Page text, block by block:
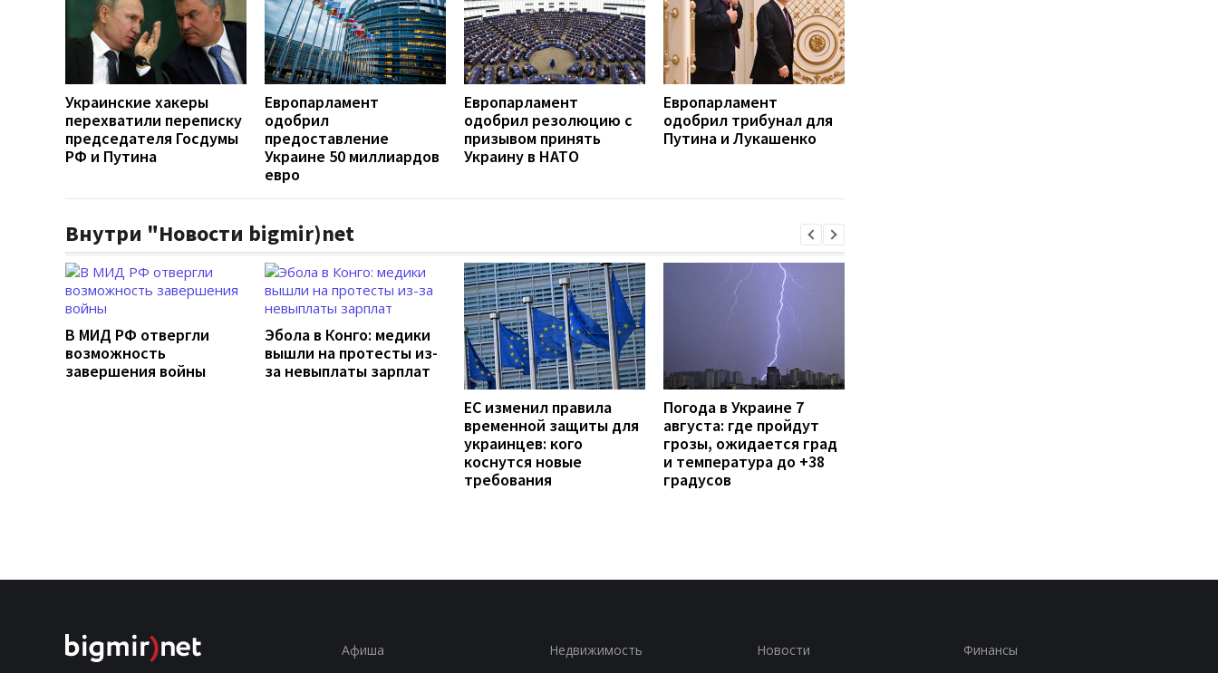
Украинские хакеры
перехватили переписку
председателя Госдумы
РФ и Путина
Европарламент
одобрил
предоставление
Украине 50 миллиардов
евро
Европарламент
одобрил резолюцию с
призывом принять
Украину в НАТО
Европарламент
одобрил трибунал для
Путина и Лукашенко
Внутри "Новости bigmir)net
В МИД РФ отвергли
возможность
завершения войны
Эбола в Конго: медики
вышли на протесты из-
за невыплаты зарплат
ЕС изменил правила
временной защиты для
украинцев: кого
коснутся новые
требования
Погода в Украине 7
августа: где пройдут
грозы, ожидается град
и температура до +38
градусов
Афиша Недвижимость Новости Финансы